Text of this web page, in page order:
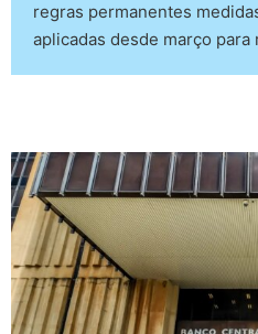
regras permanentes
aplicadas desde março